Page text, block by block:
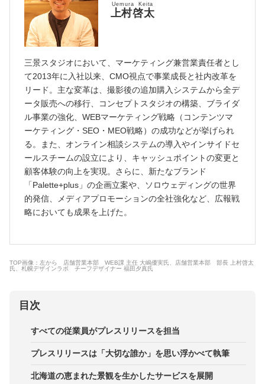
上村啓太
Uemura Keita
三景スタジオにおいて、マーケティング兼営業責任者とし
て2013年に入社以来、CMO視点で事業成長と社内改革を
リード。主な変革は、撮影後の追加購入システムから全デ
ータ販売への移行、コンセプトスタジオの構築、ブライダ
ル事業の強化、WEBマーケティング戦略（コンテンツマ
ーケティング・SEO・MEO戦略）の成功などが挙げられ
る。また、オンライン相談システムの導入やインサイドセ
ールスチームの設立により、キャッシュポイントの変更と
顧客体験の向上を実現。さらに、新たなブランド
「Palette+plus」の企画立案や、ソロウェディングの世界
的発信、メディアプロモーションの全社強化など、広報戦
略においても成果を上げた。
TOP画像：左から 店舗営業本部 WEB課 主任 大嶋優実氏、店舗営業本部 部長 上村啓太
氏、札幌デザインラボ チーフデザイナー 福田夕真氏
目次
すべての従業員がプレスリリースを担当
プレスリリースは「大切な誰か」を思い浮かべて執筆
北海道の恵まれた景観を生かしたサービスを展開